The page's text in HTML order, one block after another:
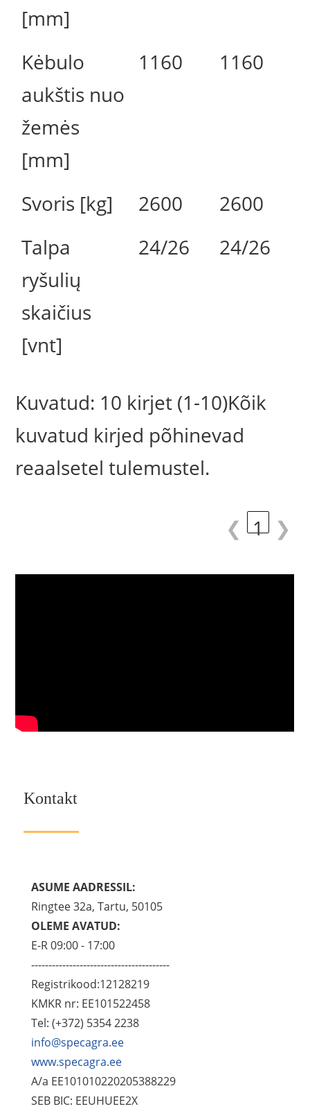
[mm]
Kėbulo
aukštis nuo
žemės
[mm]
1160 1160
Svoris [kg] 2600
2600
Talpa
ryšulių
skaičius
[vnt]
24/26 24/26
Kuvatud: 10 kirjet (1-10)Kõik
kuvatud kirjed põhinevad
reaalsetel tulemustel.
❮ 1 ❯
Kontakt
ASUME AADRESSIL:
Ringtee 32a, Tartu, 50105
OLEME AVATUD:
E-R 09:00 - 17:00
----------------------------------------
Registrikood:12128219
KMKR nr: EE101522458
Tel: (+372) 5354 2238
info@specagra.ee
www.specagra.ee
A/a EE101010220205388229
SEB BIC: EEUHUEE2X